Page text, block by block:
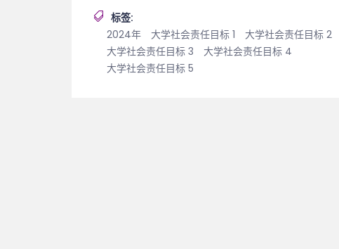
标签:
2024年
大学社会责任目标 1
大学社会责任目标 2
大学社会责任目标 3
大学社会责任目标 4
大学社会责任目标 5